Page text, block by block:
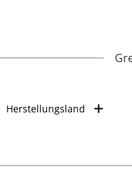
Herstellungsland